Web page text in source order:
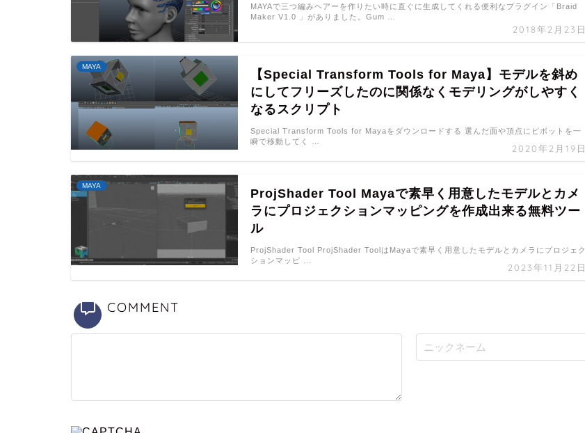
2018年2月23日
MAYAで三つ編みヘアーを作りたい時に直ぐに生成してくれる便利なプラグイン「Braid
Maker V1.0 」がありました。Gum …
MAYA
【Special Transform Tools for Maya】モデルを斜め
にしてフリーズしたのに関係なくモデリングがしやすく
なるスクリプト
2020年2月19日
Special Transform Tools for Mayaをダウンロードする 選んだ面や頂点にピボットを一
瞬で移動してく …
MAYA
ProjShader Tool Mayaで素早く用意したモデルとカメ
ラにプロジェクションマッピングを作成出来る無料ツー
ル
2023年11月22日
ProjShader Tool ProjShader ToolはMayaで素早く用意したモデルとカメラにプロジェク
ションマッピ …
COMMENT